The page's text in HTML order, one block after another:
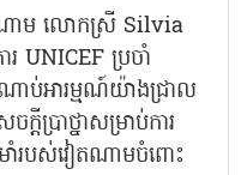
ៀតណាម លោកស្រី Silvia
UNICEF ប្រចាំ
ាប់​អារម្មណ៍យ៉ាងជ្រាល
តីប្រាថ្នាសម្រាប់ការ
មាំរបស់វៀតណាមចំពោះ